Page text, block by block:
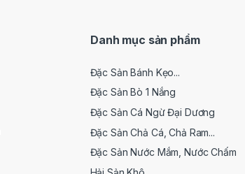
Danh mục sản phẩm
Đặc Sản Bánh Kẹo...
Đặc Sản Bò 1 Nắng
Đặc Sản Cá Ngừ Đại Dương
Đặc Sản Chả Cá, Chả Ram...
Đặc Sản Nước Mắm, Nước Chấm